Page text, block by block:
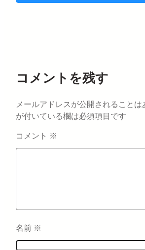
コメントを残す
メールアドレスが公開されることは
が付いている欄は必須項目です
コメント ※
名前 ※